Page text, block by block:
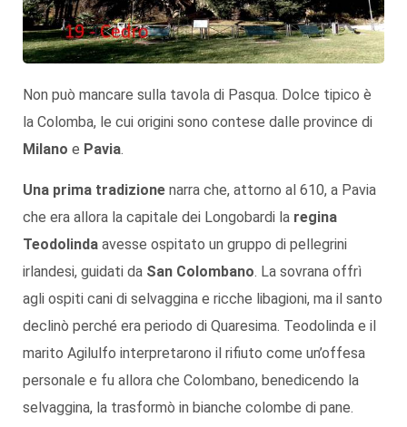
Non può mancare sulla tavola di Pasqua. Dolce tipico è
la Colomba, le cui origini sono contese dalle province di
Milano e Pavia.
Una prima tradizione narra che, attorno al 610, a Pavia
che era allora la capitale dei Longobardi la regina
Teodolinda avesse ospitato un gruppo di pellegrini
irlandesi, guidati da San Colombano. La sovrana offrì
agli ospiti cani di selvaggina e ricche libagioni, ma il santo
declinò perché era periodo di Quaresima. Teodolinda e il
marito Agilulfo interpretarono il rifiuto come un’offesa
personale e fu allora che Colombano, benedicendo la
selvaggina, la trasformò in bianche colombe di pane.